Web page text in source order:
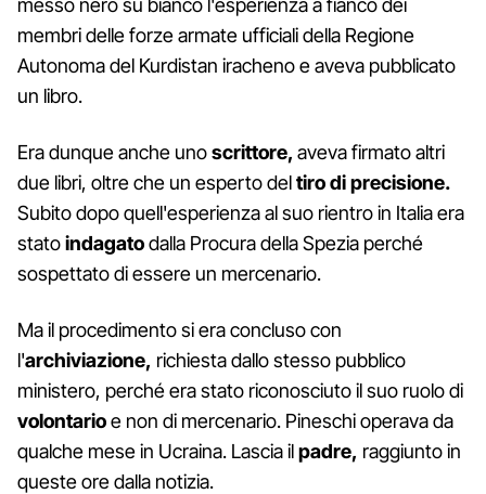
messo nero su bianco l'esperienza a fianco dei
membri delle forze armate ufficiali della Regione
Autonoma del Kurdistan iracheno e aveva pubblicato
un libro.
Era dunque anche unoscrittore, aveva firmato altri
due libri, oltre che un esperto deltiro di precisione.
Subito dopo quell'esperienza al suo rientro in Italia era
statoindagatodalla Procura della Spezia perché
sospettato di essere un mercenario.
Ma il procedimento si era concluso con
l'archiviazione, richiesta dallo stesso pubblico
ministero, perché era stato riconosciuto il suo ruolo di
volontarioe non di mercenario. Pineschi operava da
qualche mese in Ucraina. Lascia ilpadre, raggiunto in
queste ore dalla notizia.